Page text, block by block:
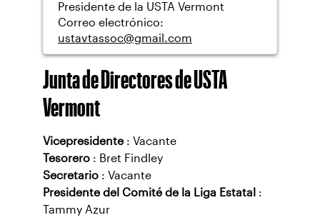
Presidente de la USTA Vermont
Correo electrónico:
ustavtassoc@gmail.com
Junta de Directores de USTA
Vermont
Vicepresidente : Vacante
Tesorero : Bret Findley
Secretario : Vacante
Presidente del Comité de la Liga Estatal :
Tammy Azur